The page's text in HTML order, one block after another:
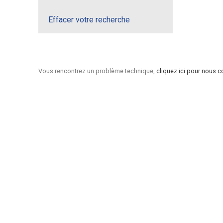
Effacer votre recherche
Vous rencontrez un problème technique, cliquez ici pour nous